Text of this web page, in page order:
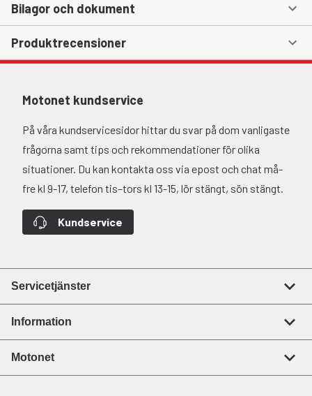
Bilagor och dokument
Produktrecensioner
Motonet kundservice
På våra kundservicesidor hittar du svar på dom vanligaste
frågorna samt tips och rekommendationer för olika
situationer. Du kan kontakta oss via epost och chat må-
fre kl 9-17, telefon tis–tors kl 13-15, lör stängt, sön stängt.
Kundservice
Servicetjänster
Information
Motonet